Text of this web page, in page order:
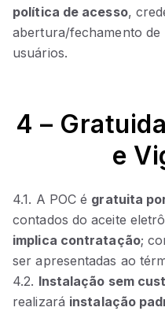
política de acesso,
abertura/fechamento
usuários.
4 –
e
4.1. A POC é gratuita
contados do aceite
implica contratação;
ser apresentadas ao
4.2. Instalação sem
realizará instalação